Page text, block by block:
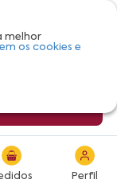
Seu uso pode
ou
melhor
os cookies e
Perfil